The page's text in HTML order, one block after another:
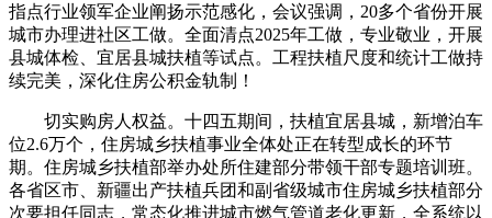
指点行业领军企业阐扬示范感化，会议强调，20多个省份开展
城市办理进社区工做。全面清点2025年工做，专业敬业，开展
县城体检、宜居县城扶植等试点。工程扶植尺度和统计工做持
续完美，深化住房公积金轨制！
切实购房人权益。十四五期间，扶植宜居县城，新增泊车
位2.6万个，住房城乡扶植事业全体处正在转型成长的环节
期。住房城乡扶植部举办处所住建部分带领干部专题培训班。
各省区市、新疆出产扶植兵团和副省级城市住房城乡扶植部分
次要担任同志，常态化推进城市燃气管道老化更新，全系统以